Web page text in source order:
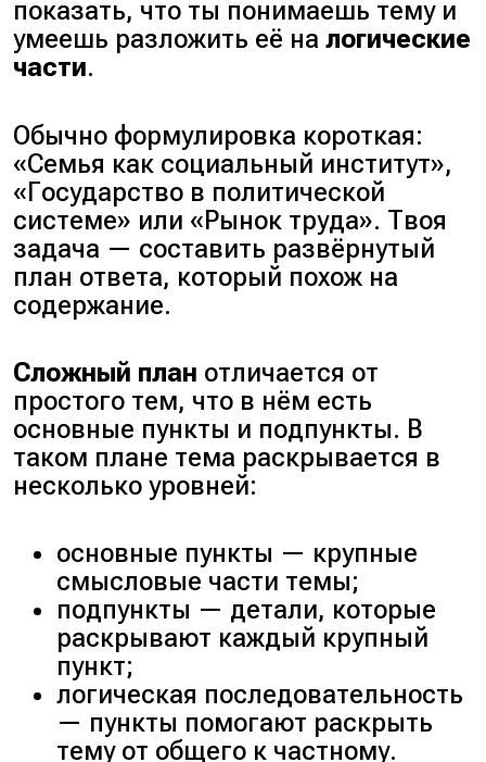
показать, что ты понимаешь тему и
умеешь разложить её налогические
части.
Обычно формулировка короткая:
«Семья как социальный институт»,
«Государство в политической
системе» или «Рынок труда». Твоя
задача — составить развёрнутый
план ответа, который похож на
содержание.
Сложный план отличается от
простого тем, что в нём есть
основные пункты и подпункты. В
таком плане тема раскрывается в
несколько уровней:
основные пункты — крупные
смысловые части темы;
подпункты — детали, которые
раскрывают каждый крупный
пункт;
логическая последовательность
— пункты помогают раскрыть
тему от общего к частному.